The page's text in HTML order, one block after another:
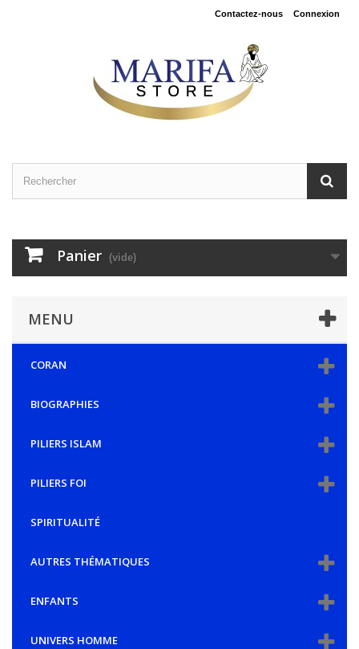
Connexion
Contactez-nous
Panier (vide)
MENU
CORAN
BIOGRAPHIES
PILIERS ISLAM
PILIERS FOI
SPIRITUALITÉ
AUTRES THÉMATIQUES
ENFANTS
UNIVERS HOMME